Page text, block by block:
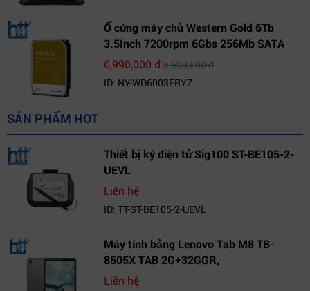
Ổ cứng máy chủ Western Gold 6Tb
3.5Inch 7200rpm 6Gbs 256Mb SATA
(WD6003FRYZ)
6,990,000 đ8,500,000 đ
ID: NY-WD6003FRYZ
SẢN PHẨM HOT
Thiết bị ký điện tử Sig100 ST-BE105-2-
UEVL
Liên hệ
ID: TT-ST-BE105-2-UEVL
Máy tính bảng Lenovo Tab M8 TB-
8505X TAB 2G+32GGR,
VN_ZA5H0096VN
Liên hệ